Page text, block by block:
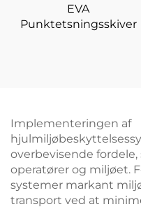
EVA
Punktetsningsskiver
Implementeringen af
overbevisende
operatører og miljøet.
systemer markant
transport ved at